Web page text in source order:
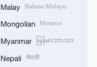
Malay Bahasa Melayu
Mongolian Монгол
Myanmar မြန်မာဘာသာ
Nepali नेपाली